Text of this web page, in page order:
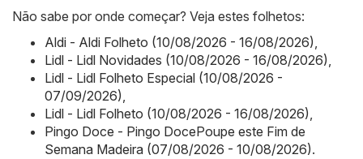
Não sabe por onde começar? Veja estes folhetos:
Aldi - Aldi Folheto (10/08/2026 - 16/08/2026),
Lidl - Lidl Novidades (10/08/2026 - 16/08/2026),
Lidl - Lidl Folheto Especial (10/08/2026 -
07/09/2026),
Lidl - Lidl Folheto (10/08/2026 - 16/08/2026),
Pingo Doce - Pingo DocePoupe este Fim de
Semana Madeira (07/08/2026 - 10/08/2026).